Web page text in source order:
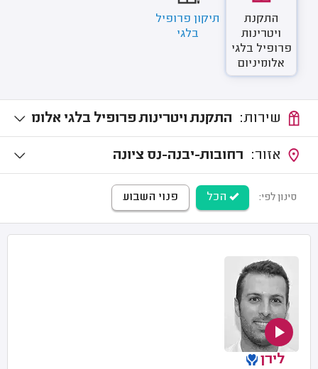
התקנת
ויטרינות
פרופיל בלגי
אלומיניום
תיקון פרופיל
בלגי
התקנת ויטרינות פרופיל בלגי אלומ
יניום
רחובות-יבנה-נס ציונה
סינון לפי: הכל פנוי השבוע
לירן